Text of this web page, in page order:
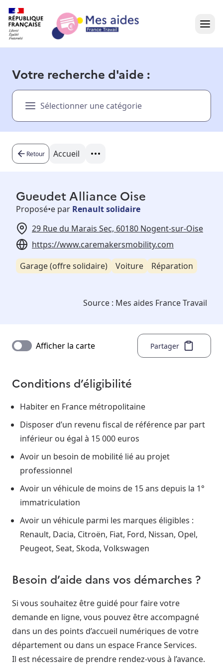
Présentation vidéo
Besoin d'aide ?
Votre recherche d'aide :
Sélectionner une catégorie
Retour Accueil
Gueudet Alliance Oise
Proposé•e par Renault solidaire
29 Rue du Marais Sec, 60180 Nogent-sur-Oise
https://www.caremakersmobility.com
Garage (offre solidaire)
Voiture Réparation
Source : Mes aides France Travail
Afficher la carte Partager
Conditions d’éligibilité
Habiter en France métropolitaine
Disposer d’un revenu fiscal de référence par part
inférieur ou égal à 15 000 euros
Avoir un besoin de mobilité lié au projet
professionnel
Avoir un véhicule de moins de 15 ans depuis la 1°
immatriculation
Avoir un véhicule parmi les marques éligibles :
Renault, Dacia, Citroën, Fiat, Ford, Nissan, Opel,
Peugeot, Seat, Skoda, Volkswagen
Besoin d’aide dans vos démarches ?
Si vous souhaitez être guidé pour faire votre
demande en ligne, vous pouvez être accompagné
dans un des points d’accueil numériques de votre
département ou dans un espace France Services.
Il est nécessaire de prendre rendez-vous à l’avance.